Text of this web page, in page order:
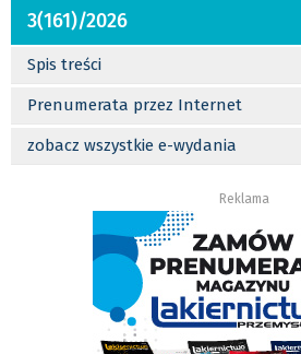
3(161)/2026
Spis treści
Prenumerata przez Internet
zobacz wszystkie e-wydania
Reklama